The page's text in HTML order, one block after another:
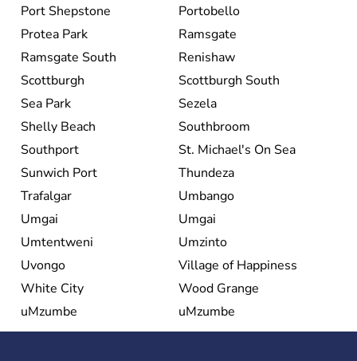
Port Shepstone
Portobello
Protea Park
Ramsgate
Ramsgate South
Renishaw
Scottburgh
Scottburgh South
Sea Park
Sezela
Shelly Beach
Southbroom
Southport
St. Michael's On Sea
Sunwich Port
Thundeza
Trafalgar
Umbango
Umgai
Umgai
Umtentweni
Umzinto
Uvongo
Village of Happiness
White City
Wood Grange
uMzumbe
uMzumbe